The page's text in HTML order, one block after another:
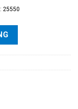
25550
Trượt ID590 số lượng